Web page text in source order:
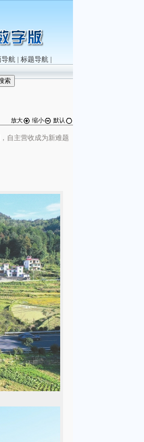
导航| 标题导航|
放大 缩小 默认
自主营收成为新难题